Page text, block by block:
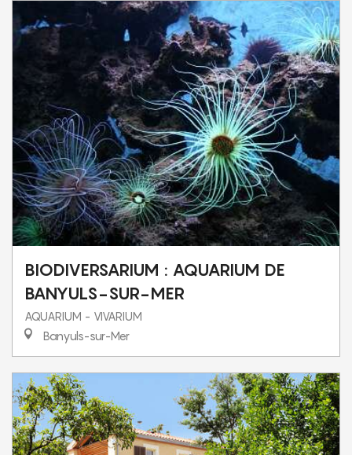
BIODIVERSARIUM : AQUARIUM DE
BANYULS-SUR-MER
AQUARIUM - VIVARIUM
Banyuls-sur-Mer